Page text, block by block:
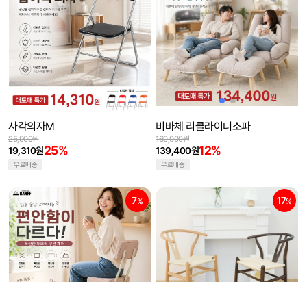
사각의자M
19,310원25%
25,900원
무료배송
비바체 리클라이너소파
139,400원12%
160,000원
무료배송
7% 17%